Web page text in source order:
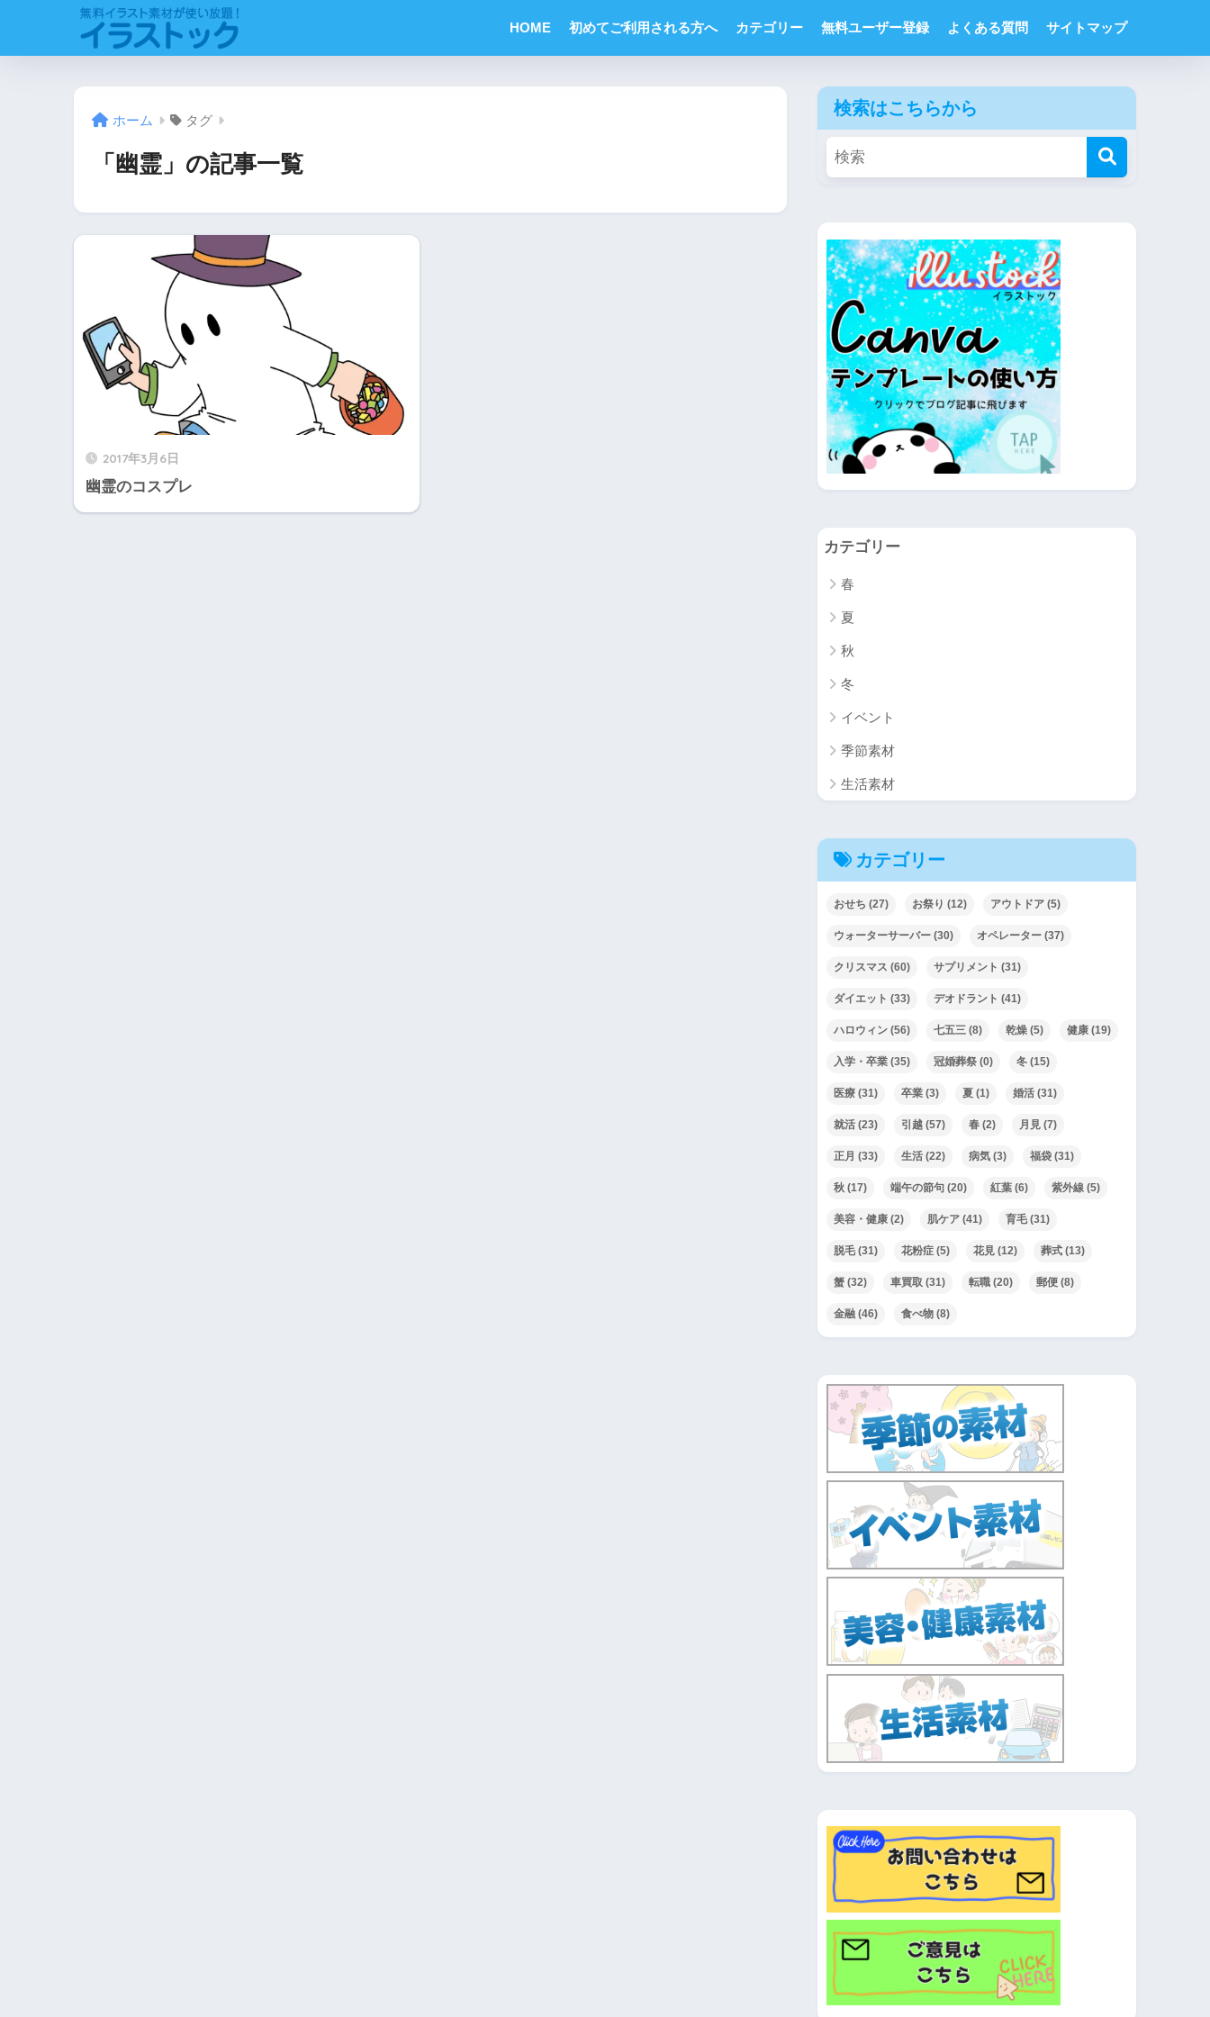
HOME 初めてご利用される方へ カテゴリー 無料ユーザー登録 よくある質問 サイトマップ
ホーム タグ
「幽霊」の記事一覧
2017年3月6日
幽霊のコスプレ
検索はこちらから
カテゴリー
春
夏
秋
冬
イベント
季節素材
生活素材
カテゴリー
おせち (27) お祭り (12) アウトドア (5)
ウォーターサーバー (30) オペレーター (37)
クリスマス (60) サプリメント (31)
ダイエット (33) デオドラント (41)
ハロウィン (56) 七五三 (8) 乾燥 (5) 健康 (19)
入学・卒業 (35) 冠婚葬祭 (0) 冬 (15)
医療 (31) 卒業 (3) 夏 (1) 婚活 (31)
就活 (23) 引越 (57) 春 (2) 月見 (7)
正月 (33) 生活 (22) 病気 (3) 福袋 (31)
秋 (17) 端午の節句 (20) 紅葉 (6) 紫外線 (5)
美容・健康 (2) 肌ケア (41) 育毛(31)
脱毛(31) 花粉症 (5) 花見 (12) 葬式 (13)
蟹 (32) 車買取 (31) 転職 (20) 郵便 (8)
金融 (46) 食べ物 (8)